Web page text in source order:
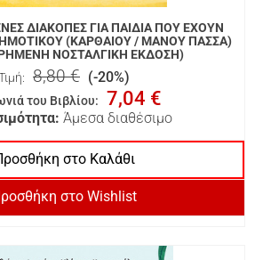
ΔΙΑΚΟΠΕΣ ΓΙΑ ΠΑΙΔΙΑ ΠΟΥ ΕΧΟΥΝ
(ΚΑΡΘΑΙΟΥ / ΜΑΝΟΥ ΠΑΣΣΑ)
ΝΟΣΤΑΛΓΙΚΗ ΕΚΔΟΣΗ)
8,80 € (-20%)
του Βιβλίου: 7,04 €
Άμεσα διαθέσιμο
στο Καλάθι
στο Wishlist